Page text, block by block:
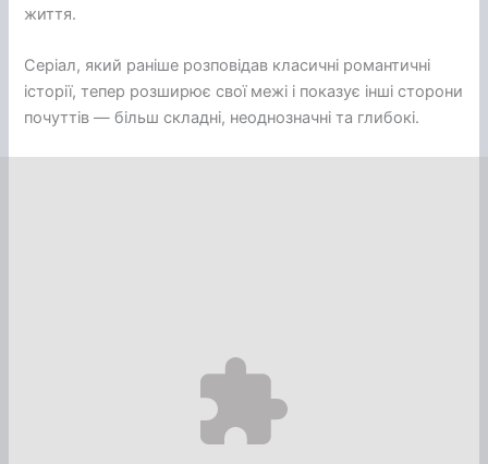
життя.
Серіал, який раніше розповідав класичні романтичні
історії, тепер розширює свої межі і показує інші сторони
почуттів — більш складні, неоднозначні та глибокі.